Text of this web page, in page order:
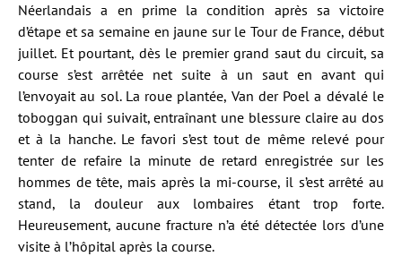
Néerlandais a en prime la condition après sa victoire
d’étape et sa semaine en jaune sur le Tour de France, début
juillet. Et pourtant, dès le premier grand saut du circuit, sa
course s’est arrêtée net suite à un saut en avant qui
l’envoyait au sol. La roue plantée, Van der Poel a dévalé le
toboggan qui suivait, entraînant une blessure claire au dos
et à la hanche. Le favori s’est tout de même relevé pour
tenter de refaire la minute de retard enregistrée sur les
hommes de tête, mais après la mi-course, il s’est arrêté au
stand, la douleur aux lombaires étant trop forte.
Heureusement, aucune fracture n’a été détectée lors d’une
visite à l’hôpital après la course.